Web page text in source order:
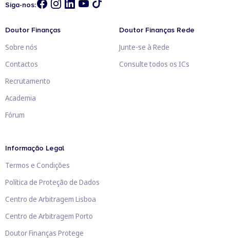
Siga-nos:
Doutor Finanças
Sobre nós
Contactos
Recrutamento
Academia
Fórum
Doutor Finanças Rede
Junte-se à Rede
Consulte todos os ICs
Informação Legal
Termos e Condições
Política de Proteção de Dados
Centro de Arbitragem Lisboa
Centro de Arbitragem Porto
Doutor Finanças Protege